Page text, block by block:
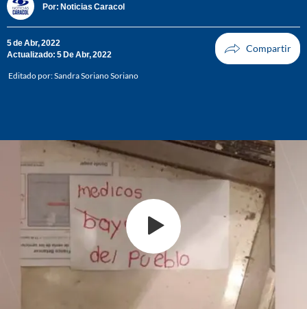
Por: Noticias Caracol
5 de Abr, 2022
Actualizado: 5 De Abr, 2022
Editado por:Sandra Soriano Soriano